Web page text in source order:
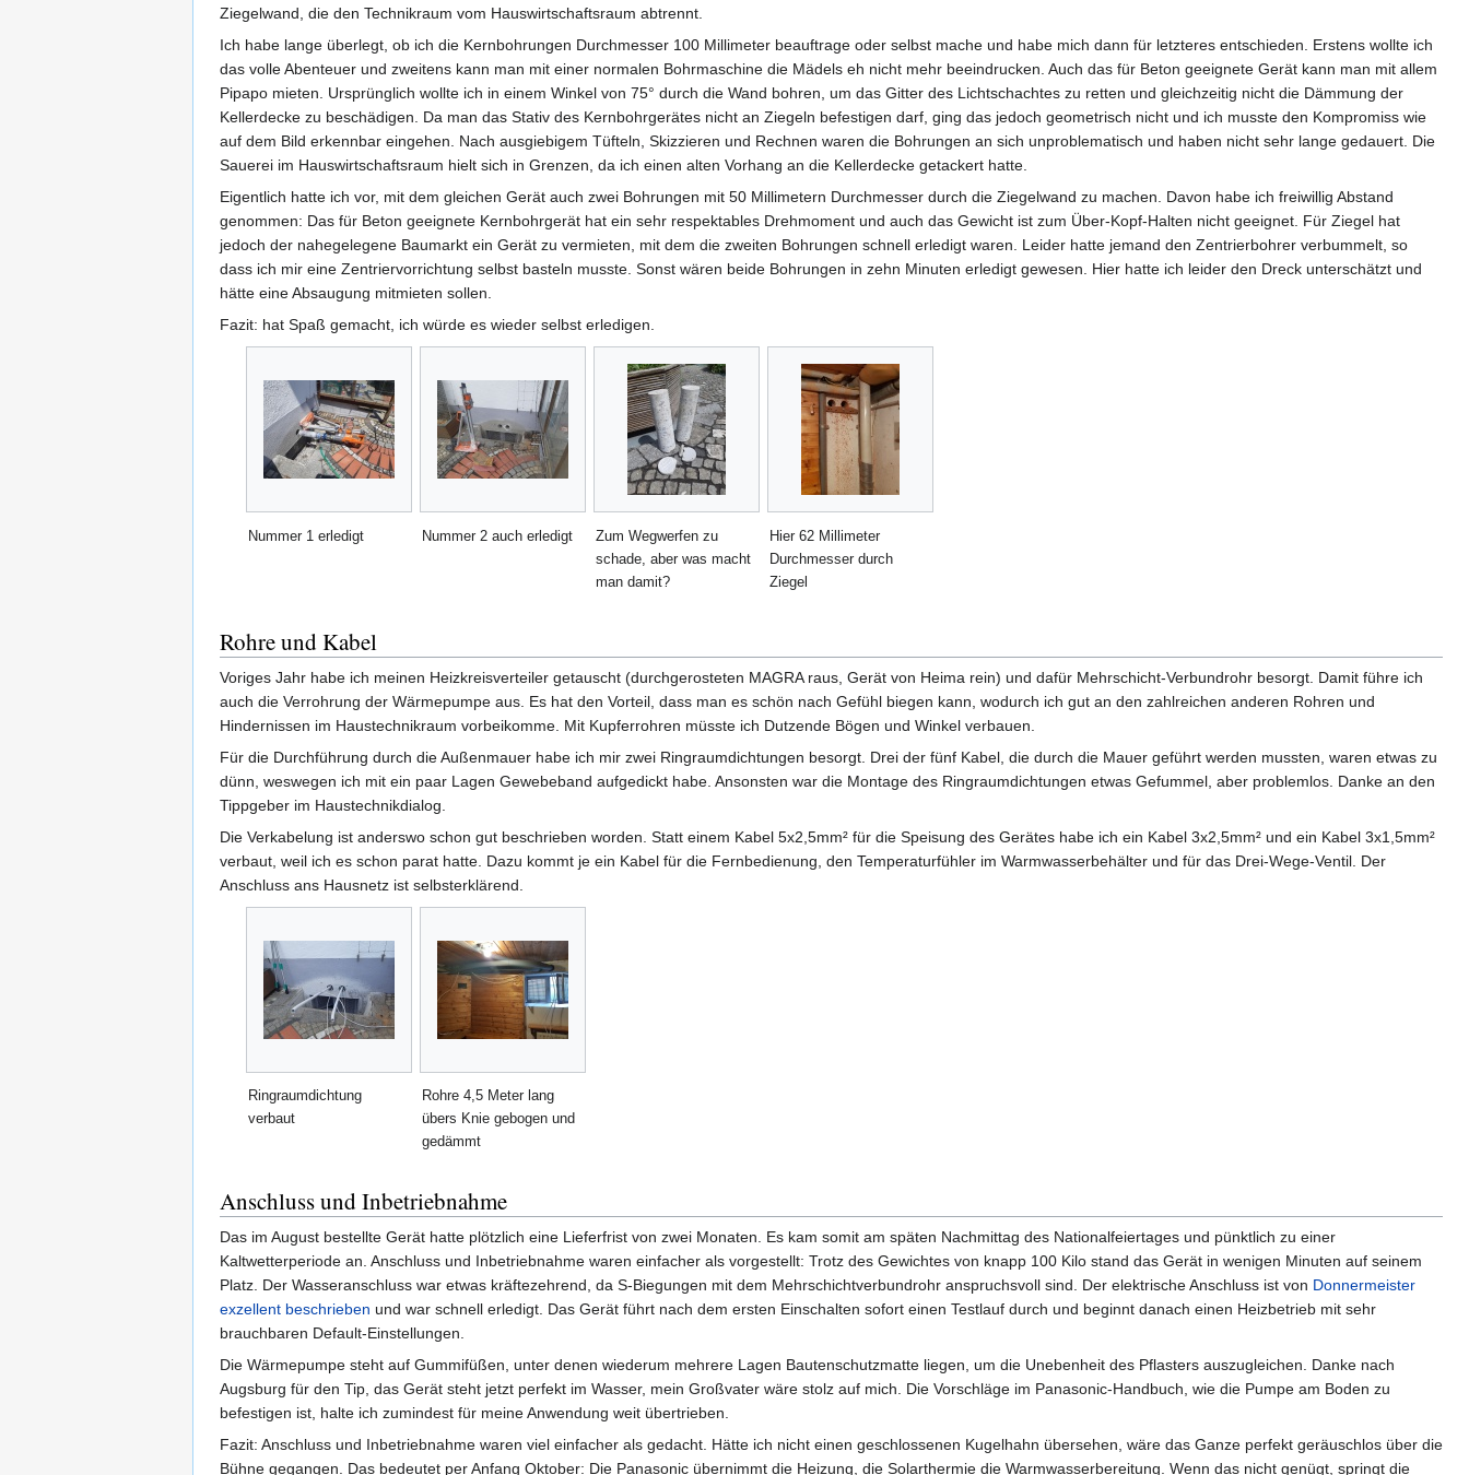
Ziegelwand, die den Technikraum vom Hauswirtschaftsraum abtrennt.
Ich habe lange überlegt, ob ich die Kernbohrungen Durchmesser 100 Millimeter beauftrage oder selbst mache und habe mich dann für letzteres entschieden. Erstens wollte ich
das volle Abenteuer und zweitens kann man mit einer normalen Bohrmaschine die Mädels eh nicht mehr beeindrucken. Auch das für Beton geeignete Gerät kann man mit allem
Pipapo mieten. Ursprünglich wollte ich in einem Winkel von 75° durch die Wand bohren, um das Gitter des Lichtschachtes zu retten und gleichzeitig nicht die Dämmung der
Kellerdecke zu beschädigen. Da man das Stativ des Kernbohrgerätes nicht an Ziegeln befestigen darf, ging das jedoch geometrisch nicht und ich musste den Kompromiss wie
auf dem Bild erkennbar eingehen. Nach ausgiebigem Tüfteln, Skizzieren und Rechnen waren die Bohrungen an sich unproblematisch und haben nicht sehr lange gedauert. Die
Sauerei im Hauswirtschaftsraum hielt sich in Grenzen, da ich einen alten Vorhang an die Kellerdecke getackert hatte.
Eigentlich hatte ich vor, mit dem gleichen Gerät auch zwei Bohrungen mit 50 Millimetern Durchmesser durch die Ziegelwand zu machen. Davon habe ich freiwillig Abstand
genommen: Das für Beton geeignete Kernbohrgerät hat ein sehr respektables Drehmoment und auch das Gewicht ist zum Über-Kopf-Halten nicht geeignet. Für Ziegel hat
jedoch der nahegelegene Baumarkt ein Gerät zu vermieten, mit dem die zweiten Bohrungen schnell erledigt waren. Leider hatte jemand den Zentrierbohrer verbummelt, so
dass ich mir eine Zentriervorrichtung selbst basteln musste. Sonst wären beide Bohrungen in zehn Minuten erledigt gewesen. Hier hatte ich leider den Dreck unterschätzt und
hätte eine Absaugung mitmieten sollen.
Fazit: hat Spaß gemacht, ich würde es wieder selbst erledigen.
Nummer 1 erledigt Nummer 2 auch erledigt
Zum Wegwerfen zu
schade, aber was macht
man damit?
Hier 62 Millimeter
Durchmesser durch
Ziegel
Rohre und Kabel
Voriges Jahr habe ich meinen Heizkreisverteiler getauscht (durchgerosteten MAGRA raus, Gerät von Heima rein) und dafür Mehrschicht-Verbundrohr besorgt. Damit führe ich
auch die Verrohrung der Wärmepumpe aus. Es hat den Vorteil, dass man es schön nach Gefühl biegen kann, wodurch ich gut an den zahlreichen anderen Rohren und
Hindernissen im Haustechnikraum vorbeikomme. Mit Kupferrohren müsste ich Dutzende Bögen und Winkel verbauen.
Für die Durchführung durch die Außenmauer habe ich mir zwei Ringraumdichtungen besorgt. Drei der fünf Kabel, die durch die Mauer geführt werden mussten, waren etwas zu
dünn, weswegen ich mit ein paar Lagen Gewebeband aufgedickt habe. Ansonsten war die Montage des Ringraumdichtungen etwas Gefummel, aber problemlos. Danke an den
Tippgeber im Haustechnikdialog.
Die Verkabelung ist anderswo schon gut beschrieben worden. Statt einem Kabel 5x2,5mm² für die Speisung des Gerätes habe ich ein Kabel 3x2,5mm² und ein Kabel 3x1,5mm²
verbaut, weil ich es schon parat hatte. Dazu kommt je ein Kabel für die Fernbedienung, den Temperaturfühler im Warmwasserbehälter und für das Drei-Wege-Ventil. Der
Anschluss ans Hausnetz ist selbsterklärend.
Ringraumdichtung
verbaut
Rohre 4,5 Meter lang
übers Knie gebogen und
gedämmt
Anschluss und Inbetriebnahme
Das im August bestellte Gerät hatte plötzlich eine Lieferfrist von zwei Monaten. Es kam somit am späten Nachmittag des Nationalfeiertages und pünktlich zu einer
Kaltwetterperiode an. Anschluss und Inbetriebnahme waren einfacher als vorgestellt: Trotz des Gewichtes von knapp 100 Kilo stand das Gerät in wenigen Minuten auf seinem
Platz. Der Wasseranschluss war etwas kräftezehrend, da S-Biegungen mit dem Mehrschichtverbundrohr anspruchsvoll sind. Der elektrische Anschluss ist von Donnermeister
exzellent beschrieben und war schnell erledigt. Das Gerät führt nach dem ersten Einschalten sofort einen Testlauf durch und beginnt danach einen Heizbetrieb mit sehr
brauchbaren Default-Einstellungen.
Die Wärmepumpe steht auf Gummifüßen, unter denen wiederum mehrere Lagen Bautenschutzmatte liegen, um die Unebenheit des Pflasters auszugleichen. Danke nach
Augsburg für den Tip, das Gerät steht jetzt perfekt im Wasser, mein Großvater wäre stolz auf mich. Die Vorschläge im Panasonic-Handbuch, wie die Pumpe am Boden zu
befestigen ist, halte ich zumindest für meine Anwendung weit übertrieben.
Fazit: Anschluss und Inbetriebnahme waren viel einfacher als gedacht. Hätte ich nicht einen geschlossenen Kugelhahn übersehen, wäre das Ganze perfekt geräuschlos über die
Bühne gegangen. Das bedeutet per Anfang Oktober: Die Panasonic übernimmt die Heizung, die Solarthermie die Warmwasserbereitung. Wenn das nicht genügt, springt die